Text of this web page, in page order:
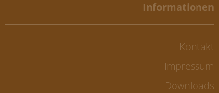
Kontakt
Impressum
Downloads